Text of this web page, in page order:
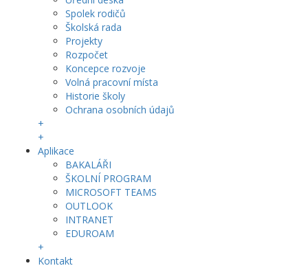
Spolek rodičů
Školská rada
Projekty
Rozpočet
Koncepce rozvoje
Volná pracovní místa
Historie školy
Ochrana osobních údajů
+
+
Aplikace
BAKALÁŘI
ŠKOLNÍ PROGRAM
MICROSOFT TEAMS
OUTLOOK
INTRANET
EDUROAM
+
Kontakt